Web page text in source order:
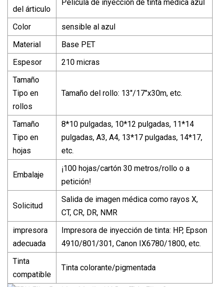
del árticulo
Película de inyección de tinta médica azul
Color
sensible al azul
Material
Base PET
Espesor
210 micras
Tamaño
Tipo en
rollos
Tamaño del rollo: 13"/17"x30m, etc.
Tamaño
Tipo en
hojas
8*10 pulgadas, 10*12 pulgadas, 11*14
pulgadas, A3, A4, 13*17 pulgadas, 14*17,
etc.
Embalaje
¡100 hojas/cartón 30 metros/rollo o a
petición!
Solicitud
Salida de imagen médica como rayos X,
CT, CR, DR, NMR
impresora
adecuada
Impresora de inyección de tinta: HP, Epson
4910/801/301, Canon IX6780/1800, etc.
Tinta
compatible
Tinta colorante/pigmentada